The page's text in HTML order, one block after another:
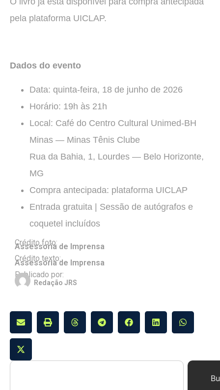
pela plataforma UICLAP.
Dados do evento
Data: quinta-feira, 18 de junho de 2026
Horário: 19h às 21h
Local: Café do Centro Cultural Unimed-BH
Minas — Minas Tênis Clube
Rua da Bahia, 1, Lourdes — Belo Horizonte,
MG
Compra antecipada: plataforma UICLAP
Entrada gratuita | Sessão de autógrafos e
coquetel incluídos
Crédito foto:
Assessoria de Imprensa
Crédito texto:
Assessoria de Imprensa
Publicado por:
Redação JRS